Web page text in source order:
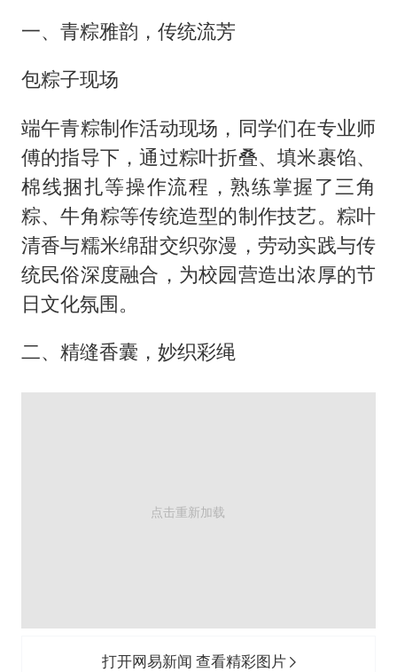
一、青粽雅韵，传统流芳
包粽子现场
端午青粽制作活动现场，同学们在专业师
傅的指导下，通过粽叶折叠、填米裹馅、
棉线捆扎等操作流程，熟练掌握了三角
粽、牛角粽等传统造型的制作技艺。粽叶
清香与糯米绵甜交织弥漫，劳动实践与传
统民俗深度融合，为校园营造出浓厚的节
日文化氛围。
二、精缝香囊，妙织彩绳
学生体验制作香包
和五彩绳制作。同学们分组协作，有序完
的民俗功能与五色绳结的吉祥寓意相融
合，完整呈现端午文化中驱邪纳福的双重